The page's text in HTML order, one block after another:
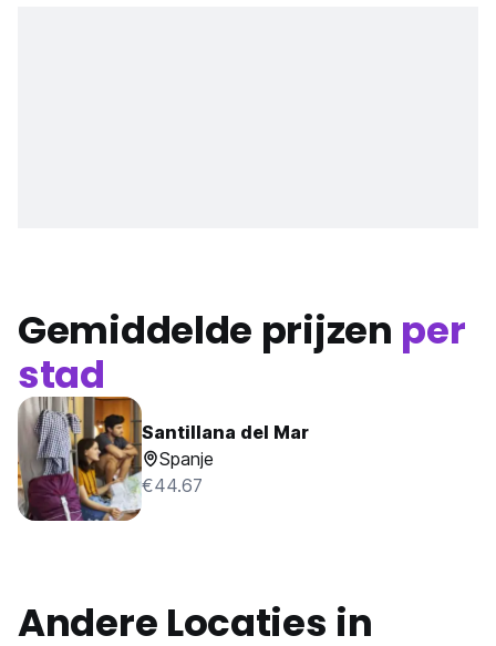
Gemiddelde prijzen per
stad
Santillana del Mar
Spanje
€44.67
Andere Locaties in